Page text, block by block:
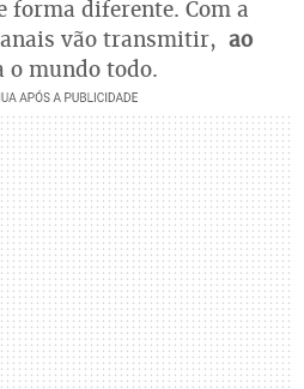
forma diferente. Com a
vão transmitir, ao
o mundo todo.